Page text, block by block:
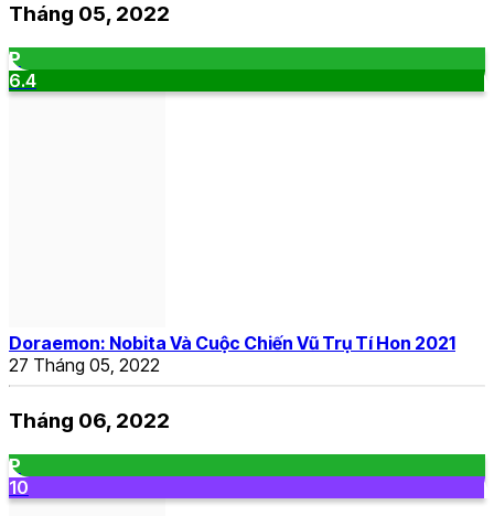
Tháng 05, 2022
P
6.4
Doraemon: Nobita Và Cuộc Chiến Vũ Trụ Tí Hon 2021
27 Tháng 05, 2022
Tháng 06, 2022
P
10